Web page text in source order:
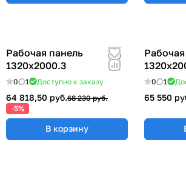
Рабочая панель
1320х2000.3
0 1 Доступно к заказу
64 818,50 руб.68 230 руб.
-5%
В корзину
0 1
65 550